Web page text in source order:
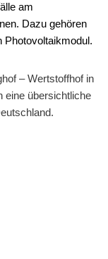
am
Dazu gehören
Photovoltaikmodul.
– Wertstoffhof in
eine übersichtliche